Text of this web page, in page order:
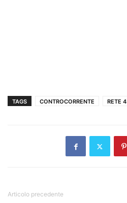
TAGS CONTROCORRENTE RETE 4
Articolo precedente